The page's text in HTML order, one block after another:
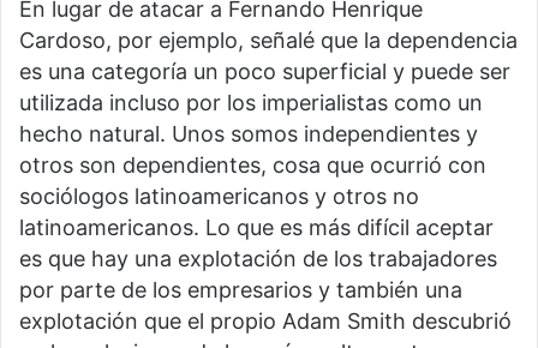
En lugar de atacar a Fernando Henrique
Cardoso, por ejemplo, señalé que la dependencia
es una categoría un poco superficial y puede ser
utilizada incluso por los imperialistas como un
hecho natural. Unos somos independientes y
otros son dependientes, cosa que ocurrió con
sociólogos latinoamericanos y otros no
latinoamericanos. Lo que es más difícil aceptar
es que hay una explotación de los trabajadores
por parte de los empresarios y también una
explotación que el propio Adam Smith descubrió